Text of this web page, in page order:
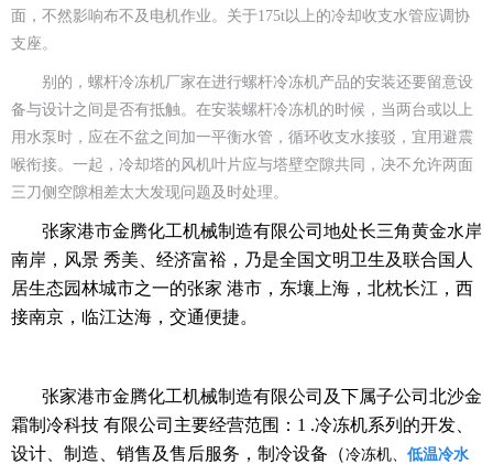
面，不然影响布不及电机作业。关于175t以上的冷却收支水管应调协
支座。
别的，螺杆冷冻机厂家在进行螺杆冷冻机产品的安装还要留意设
备与设计之间是否有抵触。在安装螺杆冷冻机的时候，当两台或以上
用水泵时，应在不盆之间加一平衡水管，循环收支水接驳，宜用避震
喉衔接。一起，冷却塔的风机叶片应与塔壁空隙共同，决不允许两面
三刀侧空隙相差太大发现问题及时处理。
张家港市金腾化工机械制造有限公司地处长三角黄金水岸
南岸，风景 秀美、经济富裕，乃是全国文明卫生及联合国人
居生态园林城市之一的张家 港市，东壤上海，北枕长江，西
接南京，临江达海，交通便捷。
张家港市金腾化工机械制造有限公司及下属子公司北沙金
霜制冷科技 有限公司主要经营范围：1 .冷冻机系列的开发、
设计、制造、销售及售后服务，制冷设备（冷冻机、 低温冷水